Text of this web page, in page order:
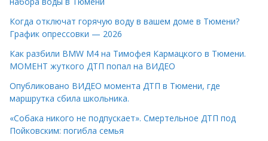
Когда отключат горячую воду в вашем доме в Тюмени?
График опрессовки — 2026
Как разбили BMW M4 на Тимофея Кармацкого в Тюмени.
МОМЕНТ жуткого ДТП попал на ВИДЕО
Опубликовано ВИДЕО момента ДТП в Тюмени, где
маршрутка сбила школьника.
«Собака никого не подпускает». Смертельное ДТП под
Пойковским: погибла семья